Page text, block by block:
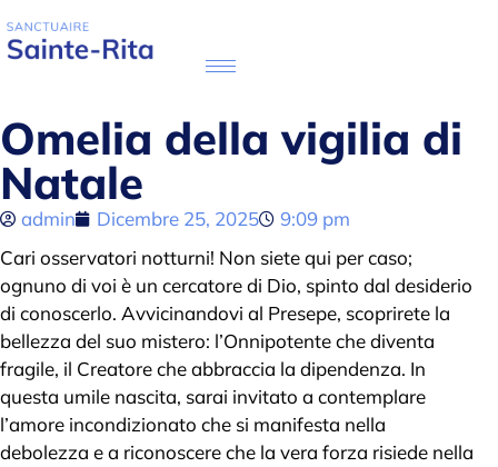
Omelia della vigilia di
Natale
admin Dicembre 25, 2025
9:09 pm
Cari osservatori notturni! Non siete qui per caso;
ognuno di voi è un cercatore di Dio, spinto dal desiderio
di conoscerlo. Avvicinandovi al Presepe, scoprirete la
bellezza del suo mistero: l’Onnipotente che diventa
fragile, il Creatore che abbraccia la dipendenza. In
questa umile nascita, sarai invitato a contemplare
l’amore incondizionato che si manifesta nella
debolezza e a riconoscere che la vera forza risiede nella